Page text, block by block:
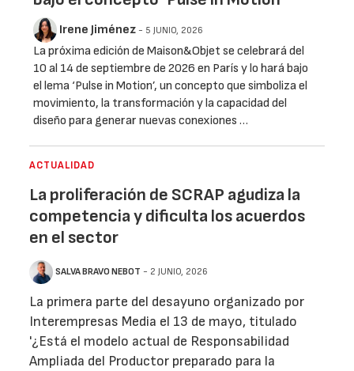
Irene Jiménez - 5 JUNIO, 2026
La próxima edición de Maison&Objet se celebrará del
10 al 14 de septiembre de 2026 en París y lo hará bajo
el lema ‘Pulse in Motion’, un concepto que simboliza el
movimiento, la transformación y la capacidad del
diseño para generar nuevas conexiones …
ACTUALIDAD
La proliferación de SCRAP agudiza la
competencia y dificulta los acuerdos
en el sector
SALVA BRAVO NEBOT - 2 JUNIO, 2026
La primera parte del desayuno organizado por
Interempresas Media el 13 de mayo, titulado
'¿Está el modelo actual de Responsabilidad
Ampliada del Productor preparado para la